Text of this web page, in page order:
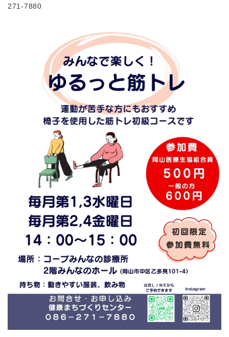
271-7880